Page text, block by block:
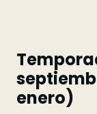
enero)